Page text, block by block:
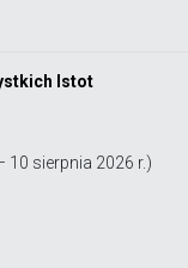
Istot
10 sierpnia 2026 r.)